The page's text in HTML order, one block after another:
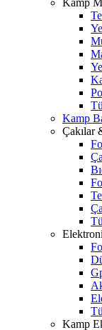
Kamp
Kamp
Çakılar
Kamp